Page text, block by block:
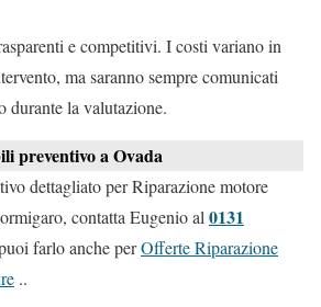
e competitivi. I costi variano in
ma saranno sempre comunicati
durante la valutazione.
preventivo a Ovada
dettagliato per Riparazione motore
contatta Eugenio al 0131
farlo anche perOfferte Riparazione
..